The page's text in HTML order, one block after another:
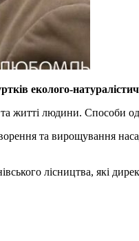
еколого-
житті людини. Способи
та вирощування
лісництва, які